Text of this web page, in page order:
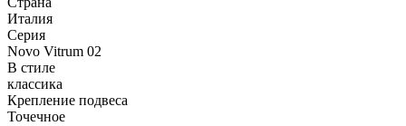
Италия
Серия
Novo Vitrum 02
В стиле
классика
Крепление подвеса
Точечное